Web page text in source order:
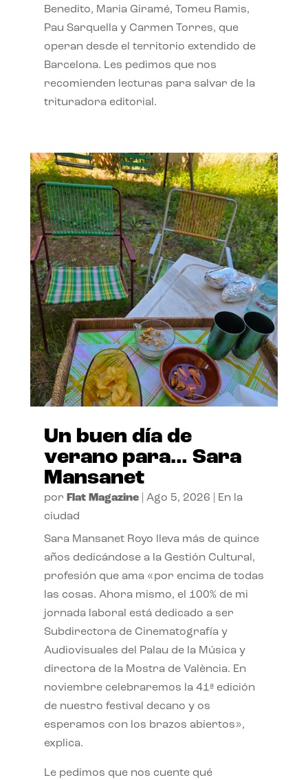
Benedito, Maria Giramé, Tomeu Ramis,
Pau Sarquella y Carmen Torres, que
operan desde el territorio extendido de
Barcelona. Les pedimos que nos
recomienden lecturas para salvar de la
trituradora editorial.
Un buen día de
verano para… Sara
Mansanet
por Flat Magazine| Ago 5, 2026
En la
ciudad
Sara Mansanet Royo lleva más de quince
años dedicándose a la Gestión Cultural,
profesión que ama «por encima de todas
las cosas. Ahora mismo, el 100% de mi
jornada laboral está dedicado a ser
Subdirectora de Cinematografía y
Audiovisuales del Palau de la Música y
directora de la Mostra de València. En
noviembre celebraremos la 41ª edición
de nuestro festival decano y os
esperamos con los brazos abiertos»,
explica.
Le pedimos que nos cuente qué